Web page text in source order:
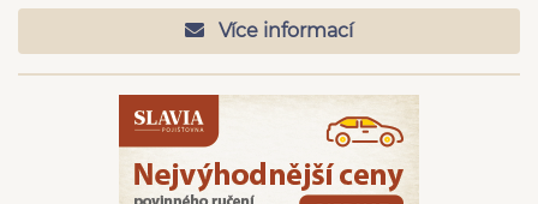
Více informací